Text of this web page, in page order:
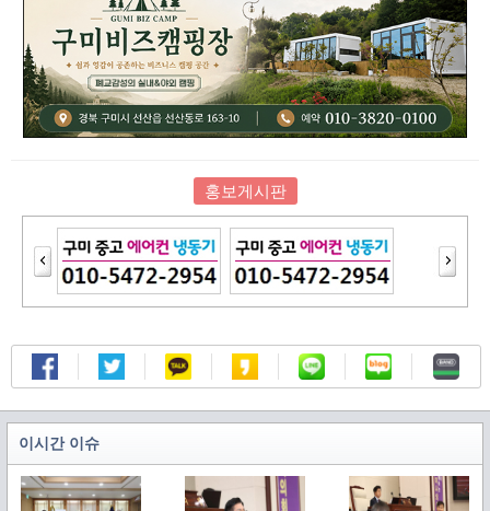
홍보게시판
이시간 이슈